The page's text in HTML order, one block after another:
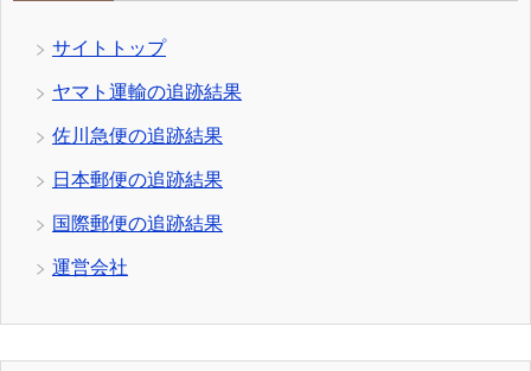
サイトトップ
ヤマト運輸の追跡結果
佐川急便の追跡結果
日本郵便の追跡結果
国際郵便の追跡結果
運営会社